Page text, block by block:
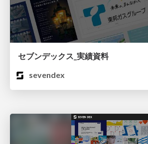
セブンデックス_実績資料
sevendex